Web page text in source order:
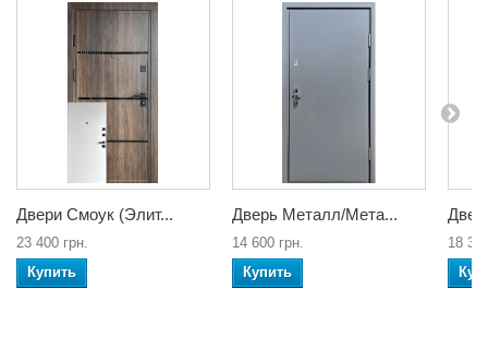
Двери Смоук (Элит...
23 400 грн.
Купить
Дверь Металл/Мета...
14 600 грн.
Купить
18